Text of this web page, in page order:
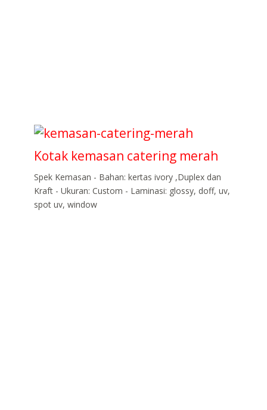
Kotak kemasan catering merah
Spek Kemasan - Bahan: kertas ivory ,Duplex dan
Kraft - Ukuran: Custom - Laminasi: glossy, doff, uv,
spot uv, window